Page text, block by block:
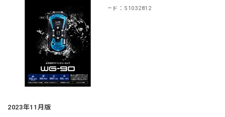
商品コード：S1032812
2023年11月版